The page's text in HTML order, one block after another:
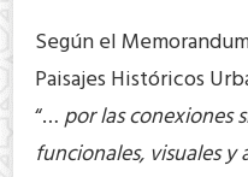
Según el
Paisajes Históricos
“…por las conexiones
funcionales, visuales